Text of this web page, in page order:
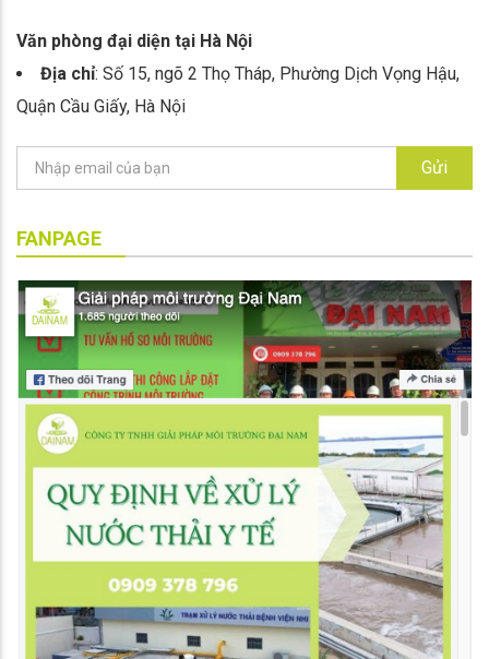
Văn phòng đại diện tại Hà Nội
Địa chỉ: Số 15, ngõ 2 Thọ Tháp, Phường Dịch Vọng Hậu,
Quận Cầu Giấy, Hà Nội
Gửi
FANPAGE